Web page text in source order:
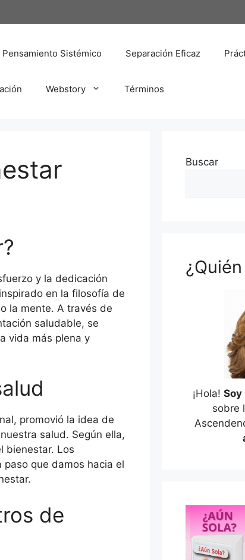
Pensamiento Sistémico Separación Eficaz
Webstory Términos
y la dedicación
en la filosofía de
la mente. A través de
saludable, se
vida más plena y
promovió la idea de
salud. Según ella,
bienestar. Los
que damos hacia el
de
Buscar
¡Hola! Soy
sobre